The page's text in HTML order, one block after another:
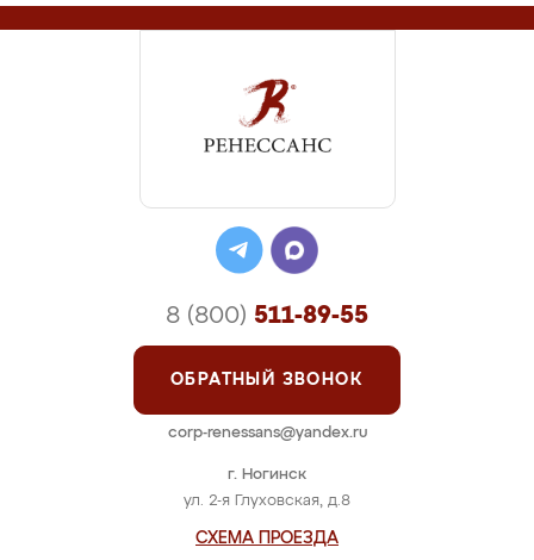
г. Ногинск
ул. 2-я Глуховская, д.8
СХЕМА ПРОЕЗДА
8 (800) 511-89-55
ОБРАТНЫЙ ЗВОНОК
corp-renessans@yandex.ru